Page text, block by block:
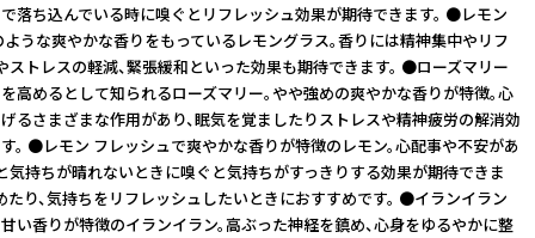
落ち込んでいる時に嗅ぐとリフレッシュ効果が期待できます。 ●レモン
うな爽やかな香りをもっているレモングラス。香りには精神集中やリフ
ストレスの軽減、緊張緩和といった効果も期待できます。 ●ローズマリー
高めるとして知られるローズマリー。やや強めの爽やかな香りが特徴。心
るさまざまな作用があり、眠気を覚ましたりストレスや精神疲労の解消効
。 ●レモン フレッシュで爽やかな香りが特徴のレモン。心配事や不安があ
気持ちが晴れないときに嗅ぐと気持ちがすっきりする効果が期待できま
たり、気持ちをリフレッシュしたいときにおすすめです。 ●イランイラン
い香りが特徴のイランイラン。高ぶった神経を鎮め、心身をゆるやかに整